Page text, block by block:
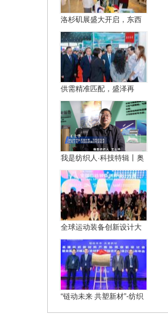
洛杉矶展盛大开启，东西
岸联动深耕北美市场！
供需精准匹配，盛泽再
续“布”凡之约！第三届“中
国（盛泽）服装产业链供
需对接订货会”圆满收官
我是纺织人·科技特辑丨奥
神新材董事长王士华：37
年潜心坚守，只为一根“黄
金丝” ！
全球运动装备创新设计大
赛全球协同，灵龙大模型
赋能
“链动未来 共塑新材”-纺织